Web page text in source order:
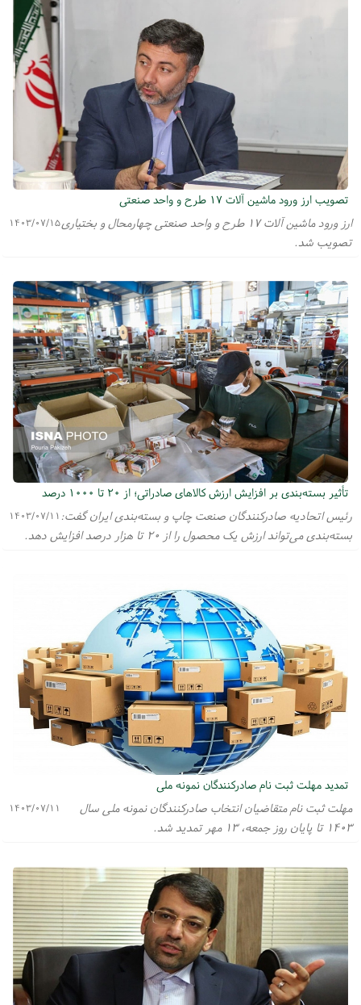
تصویب ارز ورود ماشین آلات ۱۷ طرح و واحد صنعتی
۱۴۰۳/۰۷/۱۵ارز ورود ماشین آلات ۱۷ طرح و واحد صنعتی چهارمحال و بختیاری
تصویب شد.
تأثیر بسته‌بندی بر افزایش ارزش کالاهای صادراتی؛ از ۲۰ تا ۱۰۰۰ درصد
۱۴۰۳/۰۷/۱۱ رئیس اتحادیه صادرکنندگان صنعت چاپ و بسته‌بندی ایران گفت:
بسته‌بندی می‌تواند ارزش یک محصول را از ۲۰ تا هزار درصد افزایش دهد.
تمدید مهلت ثبت نام صادرکنندگان نمونه ملی
۱۴۰۳/۰۷/۱۱
مهلت ثبت نام متقاضیان انتخاب صادرکنندگان نمونه ملی سال
۱۴۰۳ تا پایان روز جمعه، ۱۳ مهر تمدید شد.